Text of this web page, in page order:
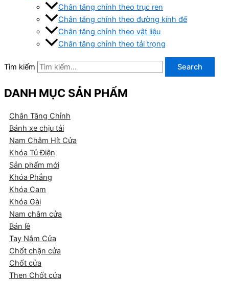
Chân tăng chỉnh theo trục ren
Chân tăng chỉnh theo đường kính đế
Chân tăng chỉnh theo vật liệu
Chân tăng chỉnh theo tải trọng
Tìm kiếm Search
DANH MỤC SẢN PHẨM
Chân Tăng Chỉnh
Bánh xe chịu tải
Nam Châm Hít Cửa
Khóa Tủ Điện
Sản phẩm mới
Khóa Phẳng
Khóa Cam
Khóa Gài
Nam châm cửa
Bản lề
Tay Nắm Cửa
Chốt chặn cửa
Chốt cửa
Then Chốt cửa